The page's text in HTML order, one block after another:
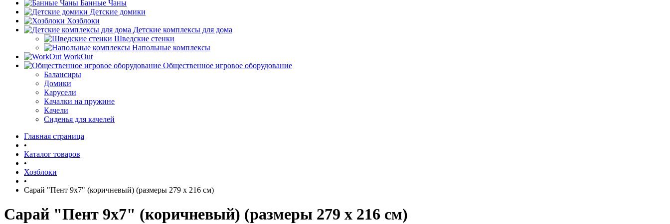
Банные Чаны
Детские домики
Хозблоки
Детские комплексы для дома
Шведские стенки
Напольные комплексы
WorkOut
Общественное игровое оборудование
Балансиры
Домики
Карусели
Качалки на пружине
Качели
Сиденья для качелей
Главная страница
•
Каталог товаров
•
Хозблоки
•
Сарай "Пент 9х7" (коричневый) (размеры 279 х 216 см)
Сарай "Пент 9х7" (коричневый) (размеры 279 х 216 см)